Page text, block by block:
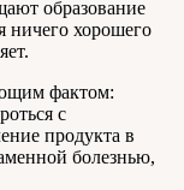
образование
ничего хорошего
фактом:
с
продукта в
болезнью,